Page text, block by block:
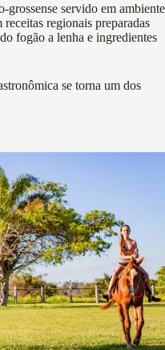
grossense servido em ambiente
regionais preparadas
fogão a lenha e ingredientes
se torna um dos